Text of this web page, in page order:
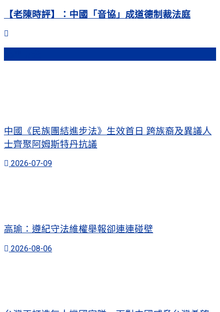
【老陳時評】：中國「音協」成道德制裁法庭
中國《民族團結進步法》生效首日 跨族裔及異議人
士齊聚阿姆斯特丹抗議
2026-07-09
高瑜：遵紀守法維權舉報卻連連碰壁
2026-08-06